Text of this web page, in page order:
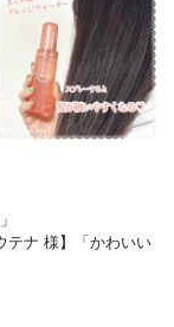
テナ 様】「かわいい